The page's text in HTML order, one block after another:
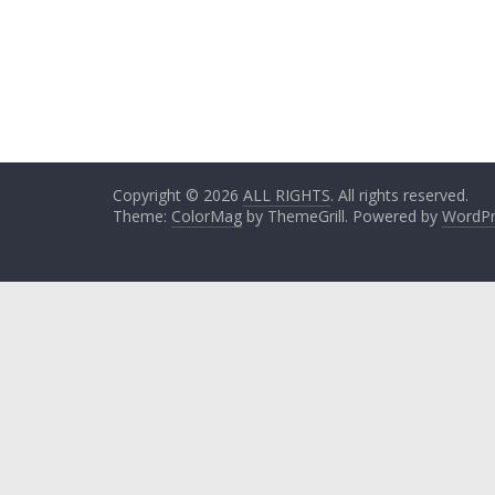
Copyright © 2026 ALL RIGHTS. All rights reserved.
Theme: ColorMag by ThemeGrill. Powered by